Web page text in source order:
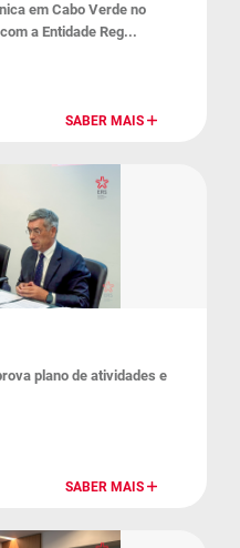
em Cabo Verde no
a Entidade Reg...
SABER MAIS
plano de atividades e
SABER MAIS